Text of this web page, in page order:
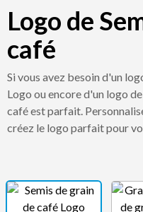
Logo de
café
Si vous avez besoin d'un
Logo ou encore d'un logo
café est parfait.
créez le logo parfait pour